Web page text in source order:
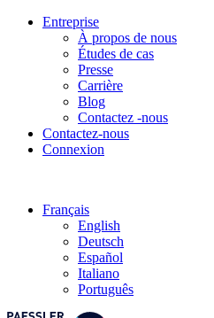
Entreprise
À propos de nous
Études de cas
Presse
Carrière
Blog
Contactez -nous
Contactez-nous
Connexion
Français
English
Deutsch
Español
Italiano
Português